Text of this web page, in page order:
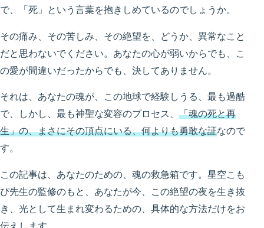
で、「死」という言葉を抱きしめているのでしょうか。
その痛み、その苦しみ、その絶望を、どうか、異常なこと
だと思わないでください。あなたの心が弱いからでも、こ
の愛が間違いだったからでも、決してありません。
それは、あなたの魂が、この地球で経験しうる、最も過酷
で、しかし、最も神聖な変容のプロセス、 「魂の死と再
生」の、まさにその頂点にいる、何よりも勇敢な証なので
す。
この記事は、あなたのための、魂の救急箱です。星空こも
ぴ先生の監修のもと、あなたが今、この絶望の夜を生き抜
き、光として生まれ変わるための、具体的な方法だけをお
伝えします。